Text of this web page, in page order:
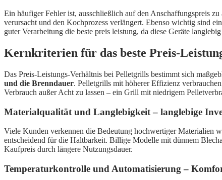
Ein häufiger Fehler ist, ausschließlich auf den Anschaffungspreis
verursacht und den Kochprozess verlängert. Ebenso wichtig sind
guter Verarbeitung die beste preis leistung, da diese Geräte
Kernkriterien für das beste Preis-
Das Preis-Leistungs-Verhältnis bei Pelletgrills bestimmt sich
und die Brenndauer. Pelletgrills mit höherer Effizienz
Verbrauch außer Acht zu lassen – ein Grill mit niedrigem
Materialqualität und Langlebigkeit – langlebige
Viele Kunden verkennen die Bedeutung hochwertiger Materialien
entscheidend für die Haltbarkeit. Billige Modelle mit dünnem
Kaufpreis durch längere Nutzungsdauer.
Temperaturkontrolle und Automatisierung –